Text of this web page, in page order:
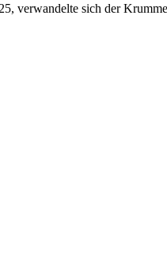
verwandelte sich der